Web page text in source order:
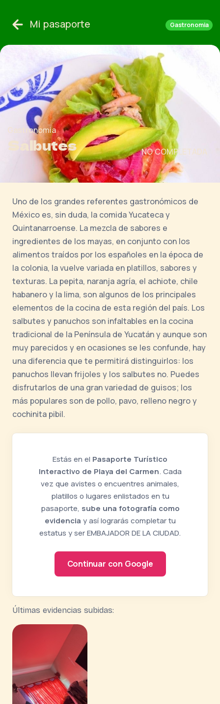
Mi pasaporte Gastronomia
Gastronomia
Salbutes NO COMPLETADA
Uno de los grandes referentes gastronómicos de
México es, sin duda, la comida Yucateca y
Quintanarroense. La mezcla de sabores e
ingredientes de los mayas, en conjunto con los
alimentos traídos por los españoles en la época de
la colonia, la vuelve variada en platillos, sabores y
texturas. La pepita, naranja agría, el achiote, chile
habanero y la lima, son algunos de los principales
elementos de la cocina de esta región del país. Los
salbutes y panuchos son infaltables en la cocina
tradicional de la Península de Yucatán y aunque son
muy parecidos y en ocasiones se les confunde, hay
una diferencia que te permitirá distinguirlos: los
panuchos llevan frijoles y los salbutes no. Puedes
disfrutarlos de una gran variedad de guisos; los
más populares son de pollo, pavo, relleno negro y
cochinita pibil.
Estás en el Pasaporte Turístico
Interactivo de Playa del Carmen. Cada
vez que avistes o encuentres animales,
platillos o lugares enlistados en tu
pasaporte, sube una fotografía como
evidencia y así lograrás completar tu
estatus y ser EMBAJADOR DE LA CIUDAD.
Continuar con Google
Últimas evidencias subidas: